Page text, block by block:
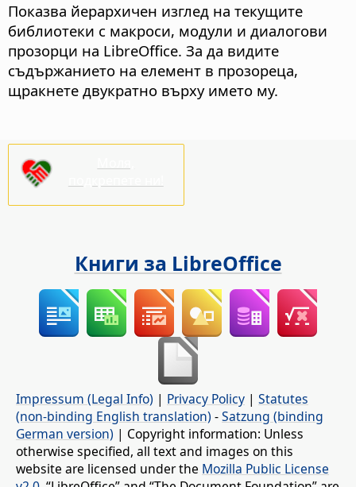
Показва йерархичен изглед на текущите
библиотеки с макроси, модули и диалогови
прозорци на LibreOffice. За да видите
съдържанието на елемент в прозореца,
щракнете двукратно върху името му.
Книги за LibreOffice
Impressum (Legal Info) | Privacy Policy | Statutes
(non-binding English translation) -Satzung (binding
German version) | Copyright information: Unless
otherwise specified, all text and images on this
website are licensed under the Mozilla Public License